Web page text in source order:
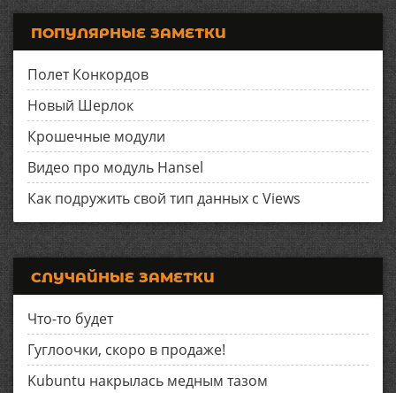
ПОПУЛЯРНЫЕ ЗАМЕТКИ
Полет Конкордов
Новый Шерлок
Крошечные модули
Видео про модуль Hansel
Как подружить свой тип данных с Views
СЛУЧАЙНЫЕ ЗАМЕТКИ
Что-то будет
Гуглоочки, скоро в продаже!
Kubuntu накрылась медным тазом